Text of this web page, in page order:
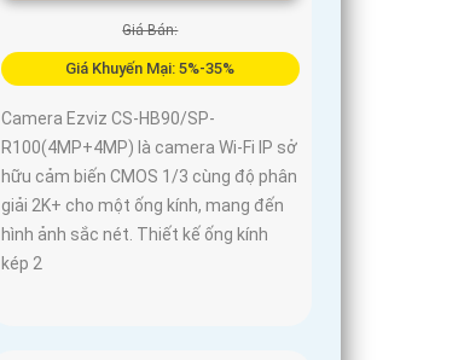
Giá Bán:
Giá Khuyến Mại: 5%-35%
Camera Ezviz CS-HB90/SP-
R100(4MP+4MP) là camera Wi-Fi IP sở
hữu cảm biến CMOS 1/3 cùng độ phân
giải 2K+ cho một ống kính, mang đến
hình ảnh sắc nét. Thiết kế ống kính
kép 2